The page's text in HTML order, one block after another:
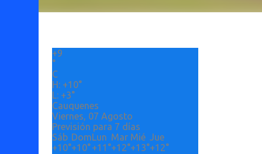
+9
°
C
H: +10°
L: +3°
Cauquenes
Viernes, 07 Agosto
Previsión para 7 días
Sáb DomLun Mar Mié Jue
+10°+10°+11°+12°+13°+12°